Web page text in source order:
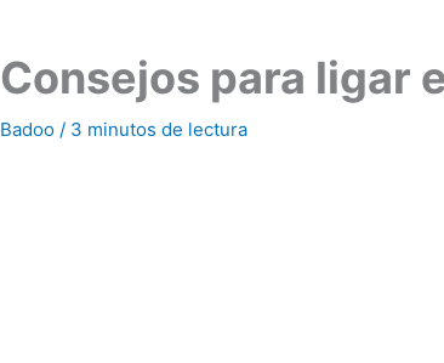
Consejos para ligar
Badoo / 3 minutos de lectura